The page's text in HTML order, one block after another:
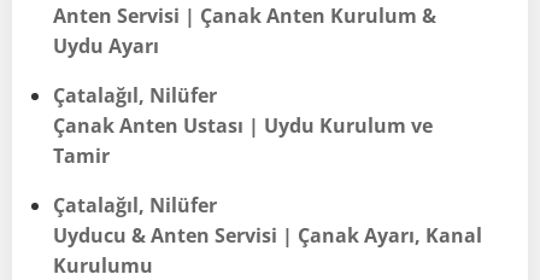
Anten Servisi | Çanak Anten Kurulum &
Uydu Ayarı
Çatalağıl, Nilüfer
Çanak Anten Ustası | Uydu Kurulum ve
Tamir
Çatalağıl, Nilüfer
Uyducu & Anten Servisi | Çanak Ayarı, Kanal
Kurulumu